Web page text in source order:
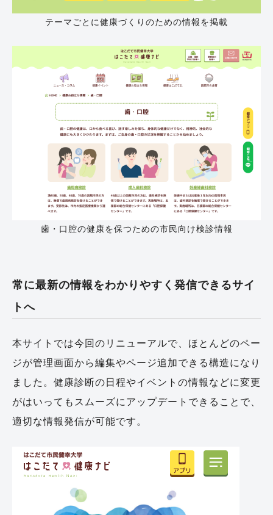
テーマごとに健康づくりのための情報を掲載
歯・口腔の健康を保つための市民向け検診情報
常に最新の情報をわかりやすく発信できるサイ
トへ
本サイトでは今回のリニューアルで、ほとんどのペー
ジが管理画面から編集やページ追加できる構造になり
ました。健康診断の日程やイベントの情報などに変更
がはいってもスムーズにアップデートできることで、
適切な情報発信が可能です。